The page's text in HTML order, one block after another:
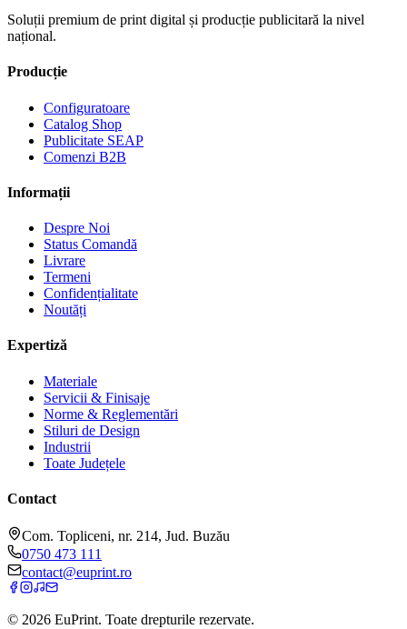
Soluții premium de print digital și producție publicitară la nivel
național.
Producție
Configuratoare
Catalog Shop
Publicitate SEAP
Comenzi B2B
Informații
Despre Noi
Status Comandă
Livrare
Termeni
Confidențialitate
Noutăți
Expertiză
Materiale
Servicii & Finisaje
Norme & Reglementări
Stiluri de Design
Industrii
Toate Județele
Contact
Com. Topliceni, nr. 214, Jud. Buzău
0750 473 111
contact@euprint.ro
© 2026 EuPrint. Toate drepturile rezervate.